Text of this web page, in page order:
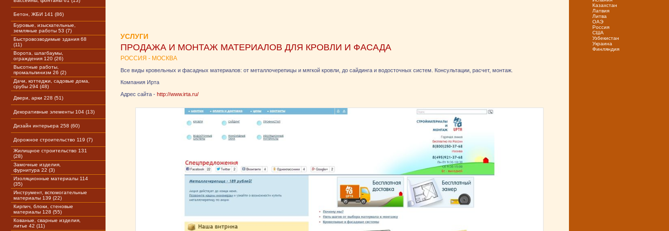
Бетон, ЖБИ 141 (86)
Буровые, изыскательные,
земляные работы 53 (7)
Быстровозводимые здания 68
(11)
Ворота, шлагбаумы,
ограждения 120 (26)
Высотные работы,
промальпинизм 26 (2)
Дачи, коттеджи, садовые дома,
срубы 294 (48)
Двери, арки 228 (51)
Декоративные элементы 104 (13)
Дизайн интерьера 258 (60)
Дорожное строительство 119 (7)
Жилищное строительство 131
(28)
Замочные изделия,
фурнитура 22 (3)
Изоляционные материалы 114
(35)
Инструмент, вспомогательные
материалы 139 (22)
Кирпич, блоки, стеновые
материалы 128 (55)
Кованые, сварные изделия,
литье 42 (11)
УСЛУГИ
ПРОДАЖА И МОНТАЖ МАТЕРИАЛОВ ДЛЯ КРОВЛИ И ФАСАДА
РОССИЯ - МОСКВА
Все виды кровельных и фасадных материалов: от металлочерепицы и мягкой кровли, до сайдинга и водосточных систем. Консультации, расчет, монтаж.
Компания Ирта
Адрес сайта - http://www.irta.ru/
Казахстан
Латвия
Литва
ОАЭ
Россия
США
Узбекистан
Украина
Финляндия